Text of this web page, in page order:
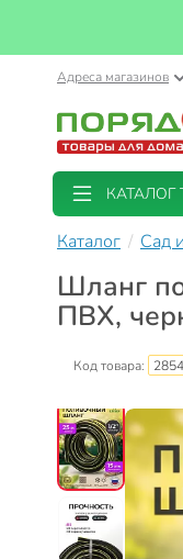
Адреса магазинов
КАТАЛОГ
Каталог Сад
Шланг
ПВХ,
Код товара: